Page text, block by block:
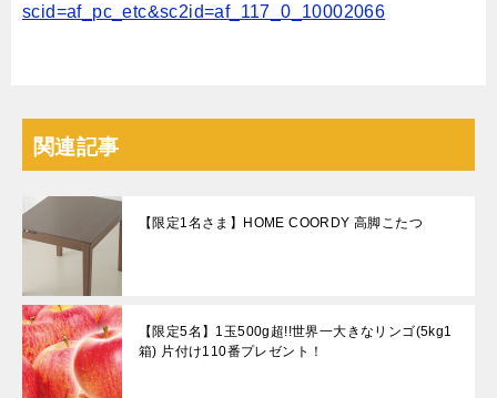
scid=af_pc_etc&sc2id=af_117_0_10002066
関連記事
【限定1名さま】HOME COORDY 高脚こたつ
【限定5名】1玉500g超!!世界一大きなリンゴ(5kg1
箱) 片付け110番プレゼント！